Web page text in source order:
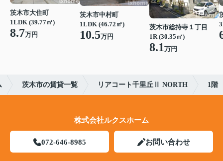
茨木市大住町
1LDK (39.77㎡)
8.7万円
茨木市中村町
1LDK (46.72㎡)
10.5万円
茨木市総持寺１丁目
1R (30.35㎡)
8.1万円
茨木市の賃貸一覧 リアコート千里丘Ⅱ NORTH 1階
株式会社ルクスホーム
072-646-8985 お問い合わせ